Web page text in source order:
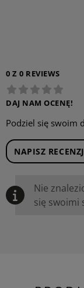
0 Z 0 REVIEWS
DAJ NAM OCENĘ!
Podziel się swoim
NAPISZ
Nie
się swoimi